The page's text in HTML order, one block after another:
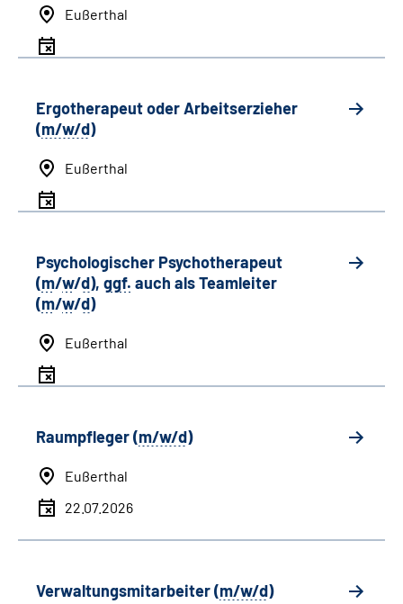
Eußerthal
Ergotherapeut oder Arbeitserzieher
(m/w/d)
Eußerthal
Psychologischer Psychotherapeut
(m/w/d), ggf. auch alsTeamleiter
(m/w/d)
Eußerthal
Raumpfleger (m/w/d)
Eußerthal
22.07.2026
Verwaltungsmitarbeiter (m/w/d)